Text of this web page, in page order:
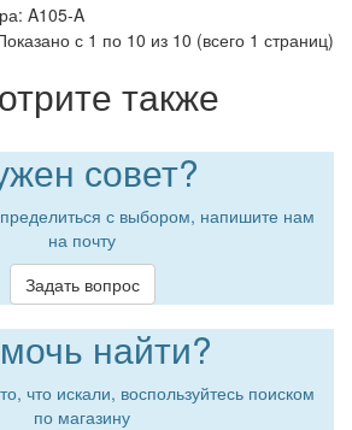
A105-A
с 1 по 10 из 10 (всего 1 страниц)
также
совет?
с выбором, напишите нам
на почту
Задать вопрос
найти?
что искали, воспользуйтесь поиском
по магазину